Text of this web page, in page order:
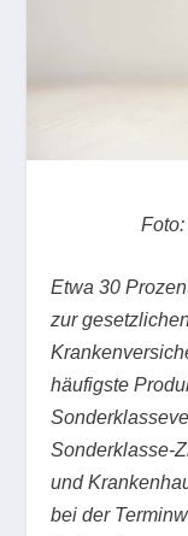
Foto:
Etwa 30
zur
häufigste
Sonderklasse-
und
bei der